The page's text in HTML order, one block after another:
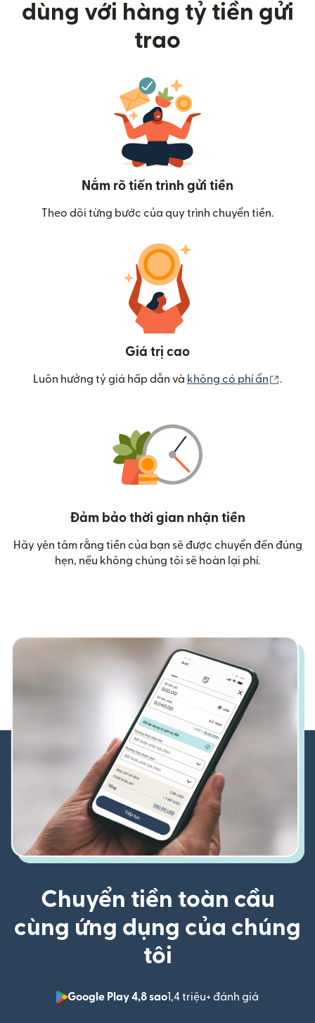
dùng với hàng tỷ tiền gửi
trao
Nắm rõ tiến trình gửi tiền
Theo dõi từng bước của quy trình chuyển tiền.
Giá trị cao
Luôn hưởng tỷ giá hấp dẫn và không có phí ẩn .
Đảm bảo thời gian nhận tiền
Hãy yên tâm rằng tiền của bạn sẽ được chuyển đến đúng
hẹn, nếu không chúng tôi sẽ hoàn lại phí.
Chuyển tiền toàn cầu
cùng ứng dụng của chúng
tôi
Google Play 4,8 sao1,4 triệu+ đánh giá